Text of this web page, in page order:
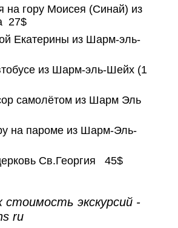
на гору Моисея (Синай) из
27$
Екатерины из Шарм-эль-
из Шарм-эль-Шейх (1
самолётом из Шарм Эль
на пароме из Шарм-Эль-
Св.Георгия 45$
экскурсий -
ru